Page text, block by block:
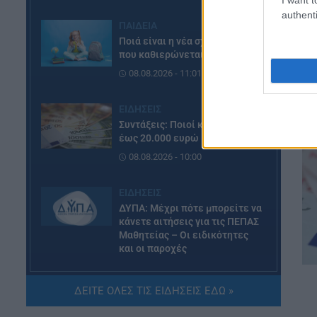
Ποιά είναι η νέα σχολική αργία
που καθιερώνεται
08.08.2026 - 11:01
Συντάξεις: Ποιοί κερδίζουν
έως 20.000 ευρώ
08.08.2026 - 10:00
ΔΥΠΑ: Μέχρι πότε μπορείτε να
κάνετε αιτήσεις για τις ΠΕΠΑΣ
Μαθητείας – Οι ειδικότητες
και οι παροχές
ΔΕΙΤΕ ΟΛΕΣ ΤΙΣ ΕΙΔΗΣΕΙΣ ΕΔΩ »